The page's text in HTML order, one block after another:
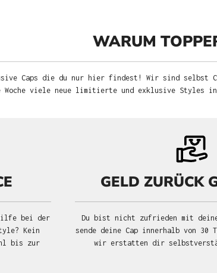
WARUM
Caps die du nur hier findest! Wir sind selbst
viele neue limitierte und exklusive Styles in
bei der
Kein
bis zur
GELD ZURÜCK
Du bist nicht zufrieden mit
sende deine Cap innerhalb von 30
wir erstatten dir